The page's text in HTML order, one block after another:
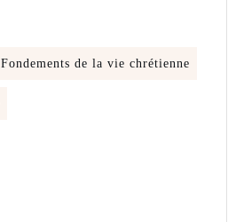
Fondements de la vie chrétienne